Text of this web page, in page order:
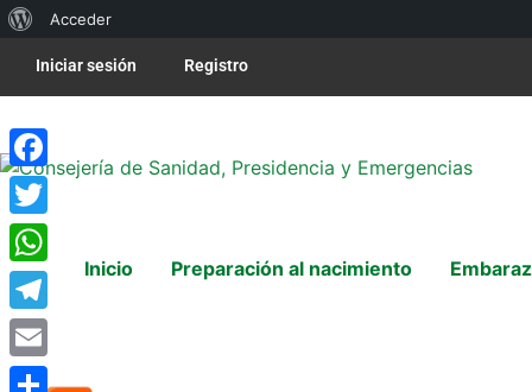
Acceder
Iniciar sesión Registro
Inicio Preparación al nacimiento
Facebook
Twitter
WhatsApp
Telegram
Email